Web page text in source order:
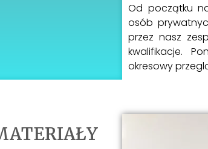
Od początku
osób
przez nasz
kwalifikacje.
okresowy